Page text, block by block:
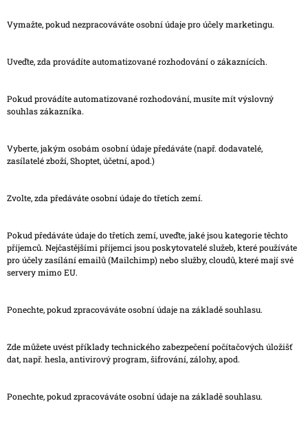
Vymažte, pokud nezpracováváte osobní údaje pro účely marketingu.
Uveďte, zda provádíte automatizované rozhodování o zákaznících.
Pokud provádíte automatizované rozhodování, musíte mít výslovný
souhlas zákazníka.
Vyberte, jakým osobám osobní údaje předáváte (např. dodavatelé,
zasílatelé zboží, Shoptet, účetní, apod.)
Zvolte, zda předáváte osobní údaje do třetích zemí.
Pokud předáváte údaje do třetích zemí, uveďte, jaké jsou kategorie těchto
příjemců. Nejčastějšími příjemci jsou poskytovatelé služeb, které používáte
pro účely zasílání emailů (Mailchimp) nebo služby, cloudů, které mají své
servery mimo EU.
Ponechte, pokud zpracováváte osobní údaje na základě souhlasu.
Zde můžete uvést příklady technického zabezpečení počítačových úložišť
dat, např. hesla, antivirový program, šifrování, zálohy, apod.
Ponechte, pokud zpracováváte osobní údaje na základě souhlasu.